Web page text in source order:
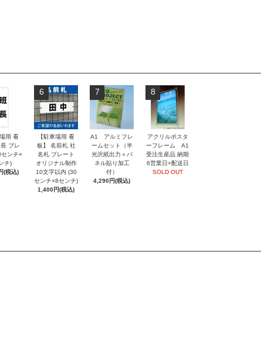
場用 看
プレ
ンチ×
チ)
(税込)
6
【駐車場用 看
板】 名前札 社
名札 プレート
オリジナル制作
10文字以内 (30
センチ×8センチ)
1,400円(税込)
7
A1 アルミフレ
ームセット（半
光沢紙出力＋パ
ネル貼り加工
付）
4,290円(税込)
8
アクリルポスタ
ーフレーム A1
受注生産品 納期
6営業日+配送日
SOLD OUT